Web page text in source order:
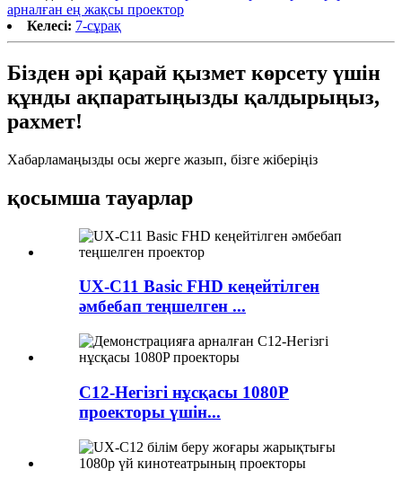
арналған ең жақсы проектор
Келесі: 7-сұрақ
Бізден әрі қарай қызмет көрсету үшін
құнды ақпаратыңызды қалдырыңыз,
рахмет!
Хабарламаңызды осы жерге жазып, бізге жіберіңіз
қосымша тауарлар
UX-C11 Basic FHD кеңейтілген
әмбебап теңшелген ...
C12-Негізгі нұсқасы 1080P
проекторы үшін...